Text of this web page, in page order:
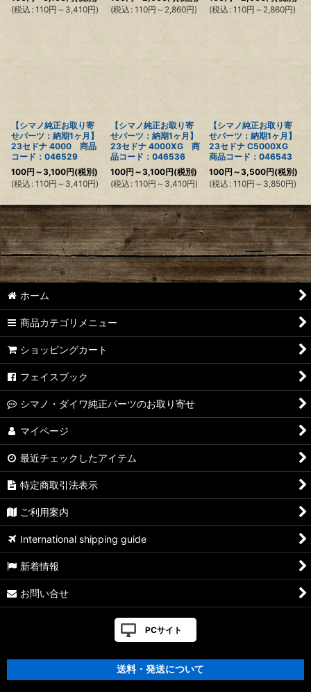
(税込 : 110円 ～3,410円)
(税込 : 110円 ～2,860円)
(税込 : 110円 ～2,860円)
【シマノ純正お取り寄
せパーツ：納期1ヶ月】
23セドナ 4000 商品
コード：046529
100円 ～3,100円(税別)
(税込 : 110円 ～3,410円)
【シマノ純正お取り寄
せパーツ：納期1ヶ月】
23セドナ 4000XG 商
品コード：046536
100円 ～3,100円(税別)
(税込 : 110円 ～3,410円)
【シマノ純正お取り寄
せパーツ：納期1ヶ月】
23セドナ C5000XG
商品コード：046543
100円 ～3,500円(税別)
(税込 : 110円 ～3,850円)
ホーム
商品カテゴリメニュー
ショッピングカート
フェイスブック
シマノ・ダイワ純正パーツのお取り寄せ
マイページ
最近チェックしたアイテム
特定商取引法表示
ご利用案内
International shipping guide
新着情報
お問い合せ
PCサイト
送料・発送について